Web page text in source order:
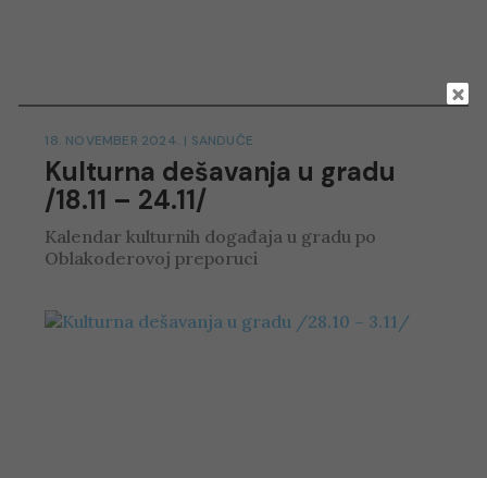
Kulturna dešavanja u gradu
/18.11 – 24.11/
18. NOVEMBER 2024. | SANDUČE
Kalendar kulturnih događaja u gradu po
Oblakoderovoj preporuci